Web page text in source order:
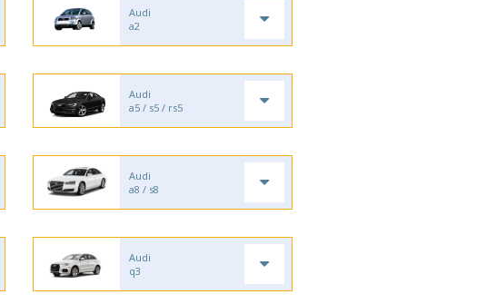
Audi
a2
Audi
a5 / s5 / rs5
Audi
a8 / s8
Audi
q3